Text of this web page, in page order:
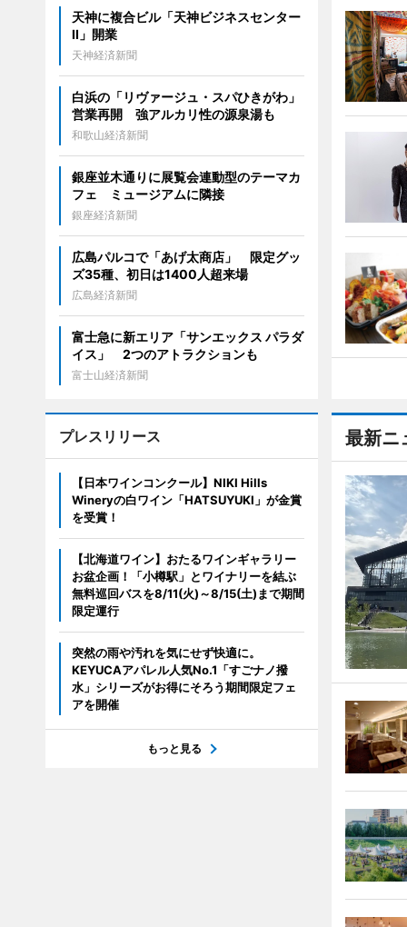
最新ニ
天神に複合ビル「天神ビジネスセンター
II」開業
天神経済新聞
白浜の「リヴァージュ・スパひきがわ」
営業再開 強アルカリ性の源泉湯も
和歌山経済新聞
銀座並木通りに展覧会連動型のテーマカ
フェ ミュージアムに隣接
銀座経済新聞
広島パルコで「あげ太商店」 限定グッ
ズ35種、初日は1400人超来場
広島経済新聞
富士急に新エリア「サンエックス パラダ
イス」 2つのアトラクションも
富士山経済新聞
プレスリリース
【日本ワインコンクール】NIKI Hills
Wineryの白ワイン「HATSUYUKI」が金賞
を受賞！
【北海道ワイン】おたるワインギャラリー
お盆企画！「小樽駅」とワイナリーを結ぶ
無料巡回バスを8/11(火)～8/15(土)まで期間
限定運行
突然の雨や汚れを気にせず快適に。
KEYUCAアパレル人気No.1「すごナノ撥
水」シリーズがお得にそろう期間限定フェ
アを開催
もっと見る